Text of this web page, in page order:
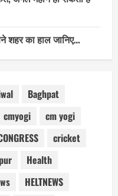
शहर का हाल जानिए…
Baghpat
cmyogi
cm yogi
cricket
Health
HELTNEWS